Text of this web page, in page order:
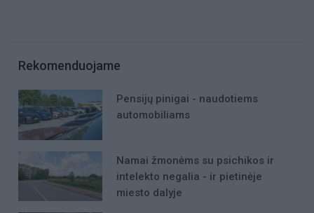
Rekomenduojame
Pensijų pinigai - naudotiems
automobiliams
Namai žmonėms su psichikos ir
intelekto negalia - ir pietinėje
miesto dalyje